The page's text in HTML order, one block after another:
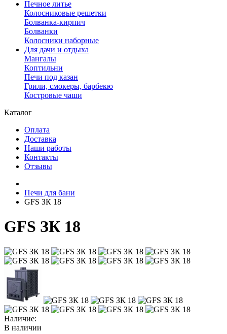
Печное литье
Колосниковые решетки
Болванка-кирпич
Болванки
Колосники наборные
Для дачи и отдыха
Мангалы
Коптильни
Печи под казан
Грили, смокеры, барбекю
Костровые чаши
Каталог
Оплата
Доставка
Наши работы
Контакты
Отзывы
Печи для бани
GFS ЗК 18
GFS ЗК 18
Наличие:
В наличии